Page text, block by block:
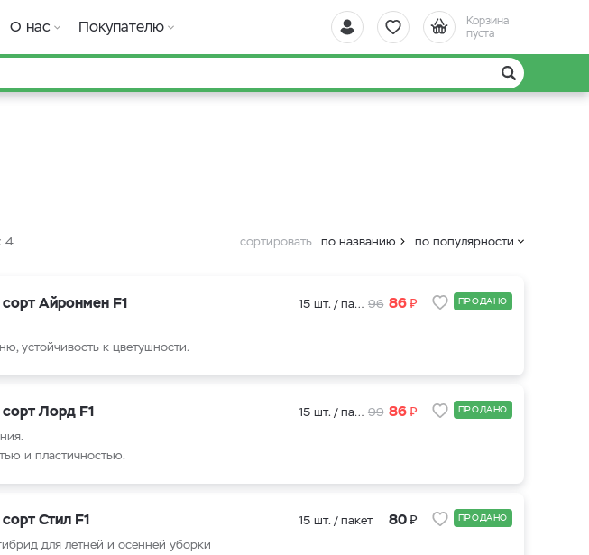
Корзина
пуста
О нас Покупателю
4 сортировать по названию по популярности
Айронмен F1
устойчивость к цветушности.
15 шт. / пакет 96 86₽ ПРОДАНО
Лорд F1
и пластичностью.
15 шт. / пакет 99 86₽ ПРОДАНО
Стил F1
для летней и осенней уборки
15 шт. / пакет 80₽ ПРОДАНО